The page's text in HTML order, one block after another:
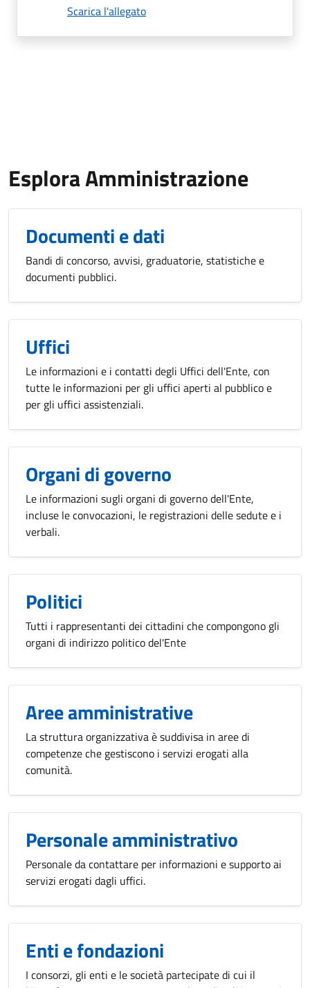
Scarica l'allegato
Esplora Amministrazione
Documenti e dati
Bandi di concorso, avvisi, graduatorie, statistiche e
documenti pubblici.
Uffici
Le informazioni e i contatti degli Uffici dell'Ente, con
tutte le informazioni per gli uffici aperti al pubblico e
per gli uffici assistenziali.
Organi di governo
Le informazioni sugli organi di governo dell'Ente,
incluse le convocazioni, le registrazioni delle sedute e i
verbali.
Politici
Tutti i rappresentanti dei cittadini che compongono gli
organi di indirizzo politico del'Ente
Aree amministrative
La struttura organizzativa è suddivisa in aree di
competenze che gestiscono i servizi erogati alla
comunità.
Personale amministrativo
Personale da contattare per informazioni e supporto ai
servizi erogati dagli uffici.
Enti e fondazioni
I consorzi, gli enti e le società partecipate di cui il